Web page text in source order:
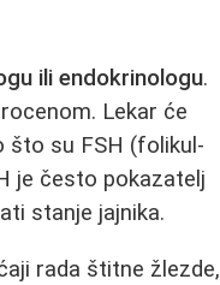
ili endokrinologu.
Lekar će
što su FSH (folikul-
je često pokazatelj
stanje jajnika.
rada štitne žlezde,